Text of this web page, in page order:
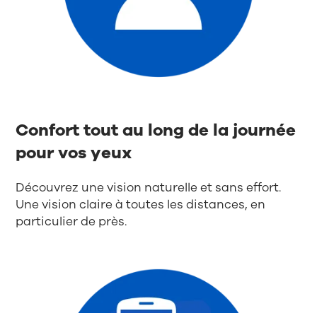
Confort tout au long de la journée
pour vos yeux
Découvrez une vision naturelle et sans effort.
Une vision claire à toutes les distances, en
particulier de près.